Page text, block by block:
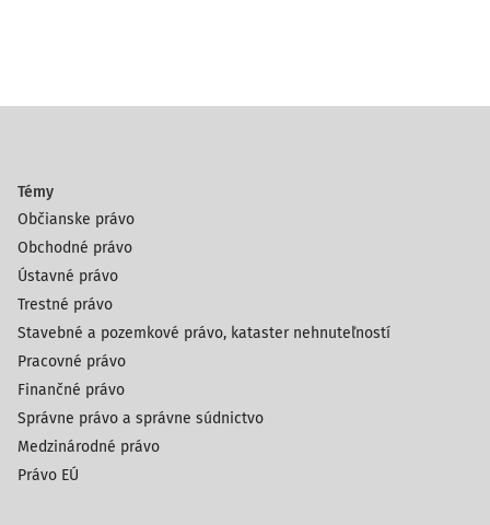
Témy
Občianske právo
Obchodné právo
Ústavné právo
Trestné právo
Stavebné a pozemkové právo, kataster nehnuteľností
Pracovné právo
Finančné právo
Správne právo a správne súdnictvo
Medzinárodné právo
Právo EÚ